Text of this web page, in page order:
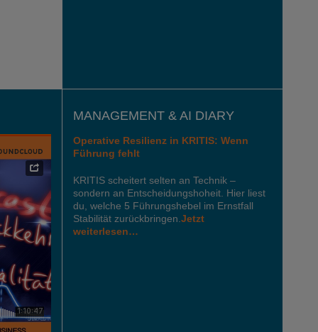
MANAGEMENT & AI DIARY
Operative Resilienz in KRITIS: Wenn
Führung fehlt
KRITIS scheitert selten an Technik –
sondern an Entscheidungshoheit. Hier liest
du, welche 5 Führungshebel im Ernstfall
Stabilität zurückbringen. Jetzt
weiterlesen…